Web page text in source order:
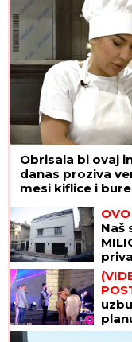
Obrisala bi ovaj
danas proziva
mesi kiflice i
Naš